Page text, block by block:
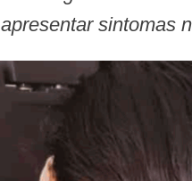
apresentar sintomas